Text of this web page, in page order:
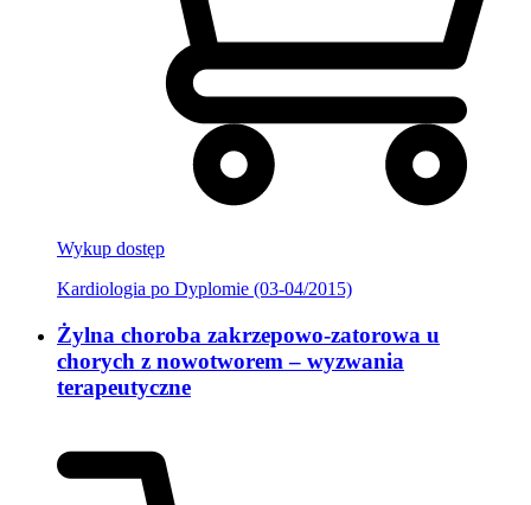
Wykup dostęp
Kardiologia po Dyplomie (03-04/2015)
Żylna choroba zakrzepowo-zatorowa u
chorych z nowotworem – wyzwania
terapeutyczne